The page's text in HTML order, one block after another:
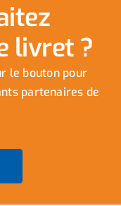
livret ?
le bouton pour
partenaires de